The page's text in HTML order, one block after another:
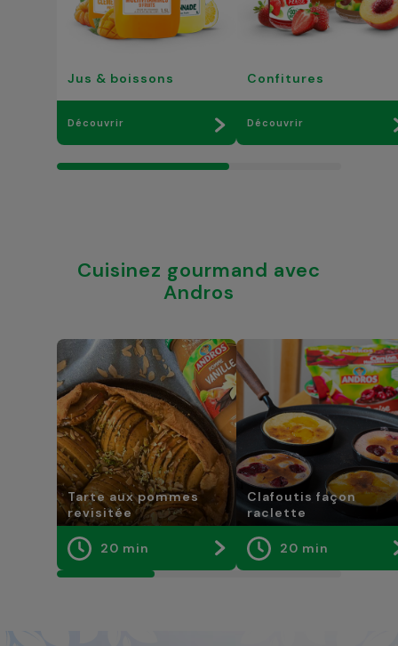
Jus & boissons
Découvrir
Confitures
Découvrir
Cuisinez gourmand avec
Andros
Tarte aux pommes
revisitée
20 min
Clafoutis façon
raclette
20 min